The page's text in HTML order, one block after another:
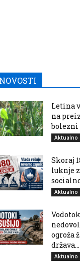
Letina
na
bolezni
Aktualno
Skoraj
luknje
Aktualno
ogroža
država...
Aktualno